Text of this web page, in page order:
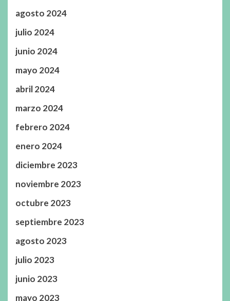
agosto 2024
julio 2024
junio 2024
mayo 2024
abril 2024
marzo 2024
febrero 2024
enero 2024
diciembre 2023
noviembre 2023
octubre 2023
septiembre 2023
agosto 2023
julio 2023
junio 2023
mayo 2023